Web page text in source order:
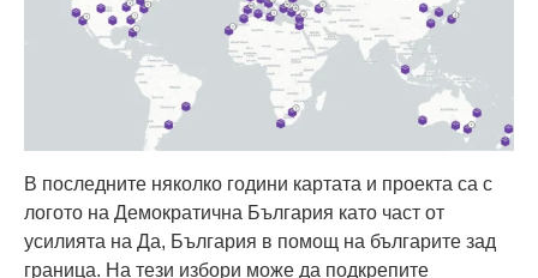
В последните няколко години картата и проекта са с
логото на Демократична България като част от
усилията на Да, България в помощ на българите зад
граница. На тези избори може да подкрепите